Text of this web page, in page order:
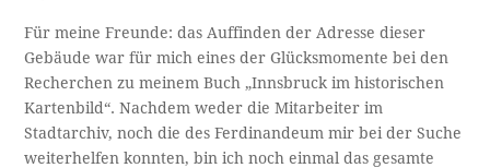
Für meine Freunde: das Auffinden der Adresse dieser
Gebäude war für mich eines der Glücksmomente bei den
Recherchen zu meinem Buch „Innsbruck im historischen
Kartenbild“. Nachdem weder die Mitarbeiter im
Stadtarchiv, noch die des Ferdinandeum mir bei der Suche
weiterhelfen konnten, bin ich noch einmal das gesamte